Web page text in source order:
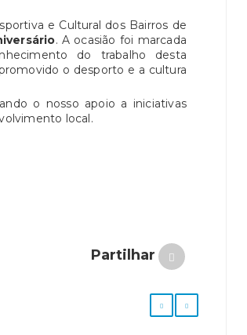
e Cultural dos Bairros de
. A ocasião foi marcada
do trabalho desta
o desporto e a cultura
o nosso apoio a iniciativas
local.
Partilhar